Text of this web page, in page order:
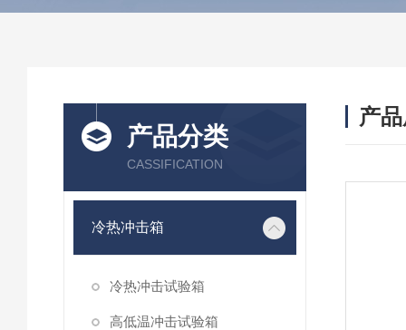
产品分类
CASSIFICATION
冷热冲击箱
冷热冲击试验箱
高低温冲击试验箱
产